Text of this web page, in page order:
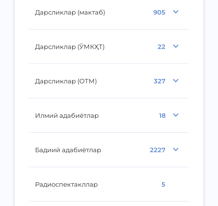
Дарсликлар (мактаб) 905
Дарсликлар (ЎМКҲТ) 22
Дарсликлар (ОТМ) 327
Илмий адабиётлар 18
Бадиий адабиётлар 2227
Радиоспектакллар 5